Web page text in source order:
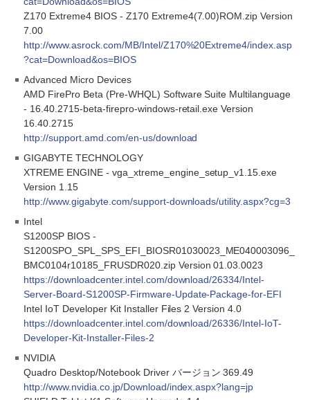
Z170 Extreme4 BIOS - Z170 Extreme4(7.00)ROM.zip Version
7.00
http://www.asrock.com/MB/Intel/Z170%20Extreme4/index.asp
?cat=Download&os=BIOS
Advanced Micro Devices
AMD FirePro Beta (Pre-WHQL) Software Suite Multilanguage
- 16.40.2715-beta-firepro-windows-retail.exe Version
16.40.2715
http://support.amd.com/en-us/download
GIGABYTE TECHNOLOGY
XTREME ENGINE - vga_xtreme_engine_setup_v1.15.exe
Version 1.15
http://www.gigabyte.com/support-downloads/utility.aspx?cg=3
Intel
S1200SP BIOS -
S1200SPO_SPL_SPS_EFI_BIOSR01030023_ME040003096_
BMC0104r10185_FRUSDR020.zip Version 01.03.0023
https://downloadcenter.intel.com/download/26334/Intel-
Server-Board-S1200SP-Firmware-Update-Package-for-EFI
Intel IoT Developer Kit Installer Files 2 Version 4.0
https://downloadcenter.intel.com/download/26336/Intel-IoT-
Developer-Kit-Installer-Files-2
NVIDIA
Quadro Desktop/Notebook Driver バージョン 369.49
http://www.nvidia.co.jp/Download/index.aspx?lang=jp